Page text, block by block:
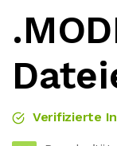
Verifizierte